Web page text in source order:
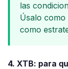
las
Úsalo como
como
4. XTB: para